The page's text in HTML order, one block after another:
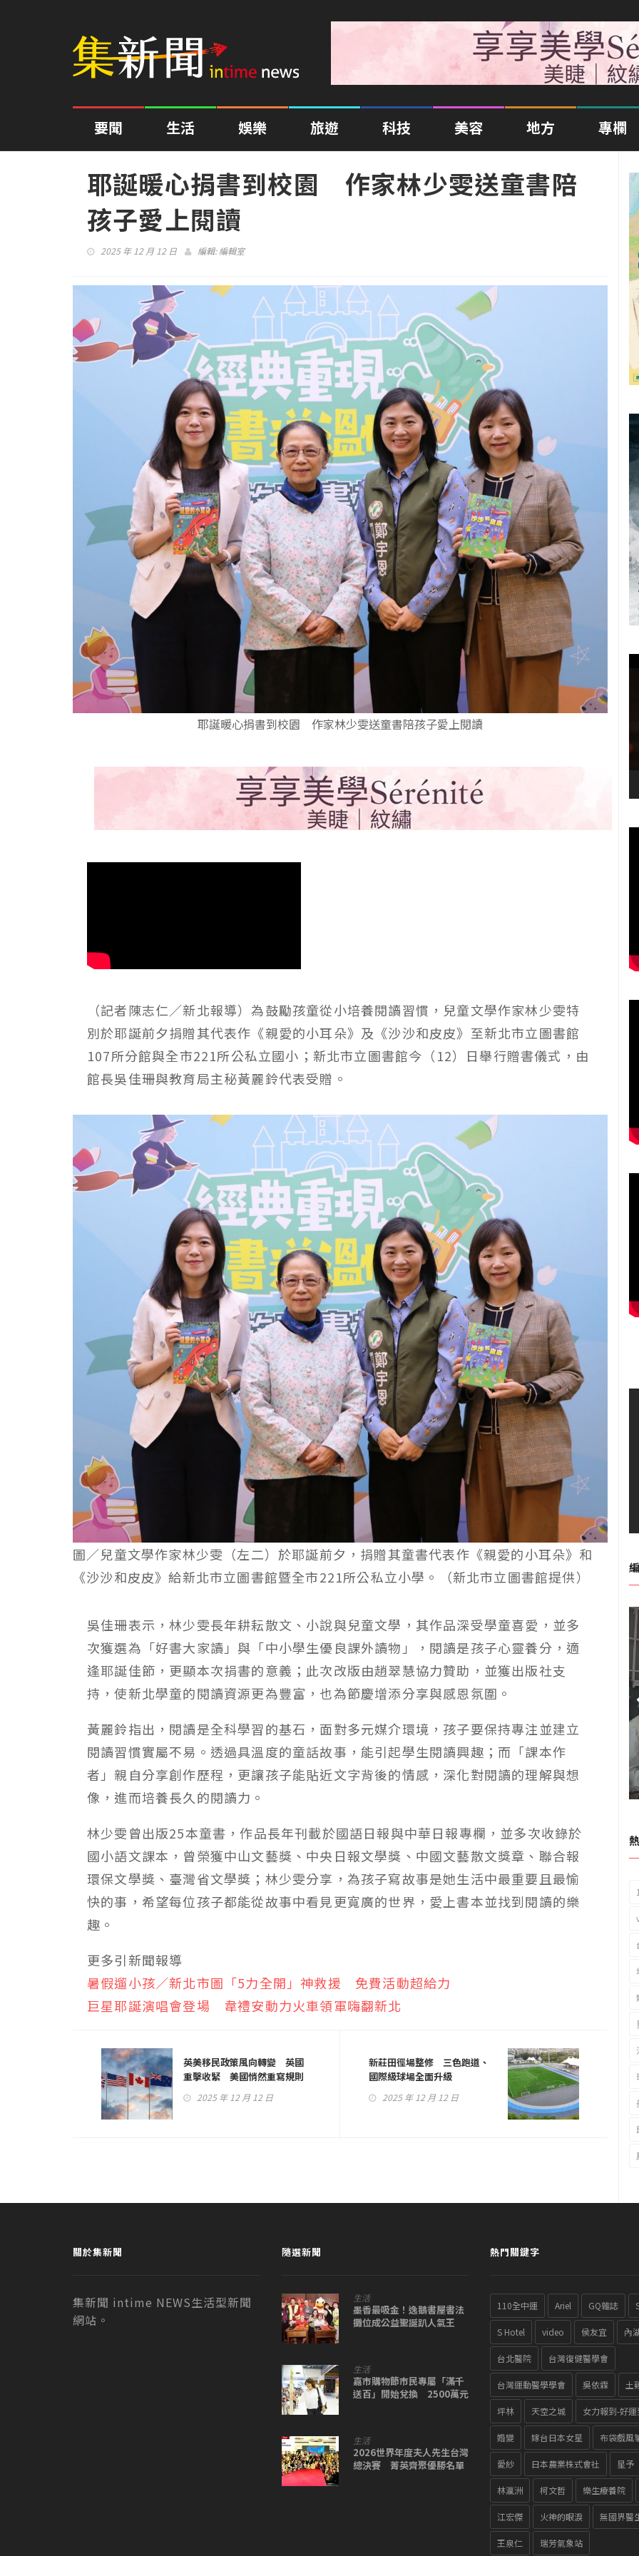
要聞 生活 娛樂 旅遊 科技 美容 地方 專欄
耶誕暖心捐書到校園 作家林少雯送童書陪
孩子愛上閱讀
2025 年 12 月 12 日 編輯:編輯室
耶誕暖心捐書到校園 作家林少雯送童書陪孩子愛上閱讀
（記者陳志仁／新北報導）為鼓勵孩童從小培養閱讀習慣，兒童文學作家林少雯特
別於耶誕前夕捐贈其代表作《親愛的小耳朵》及《沙沙和皮皮》至新北市立圖書館
107所分館與全市221所公私立國小；新北市立圖書館今（12）日舉行贈書儀式，由
館長吳佳珊與教育局主秘黃麗鈴代表受贈。
圖／兒童文學作家林少雯（左二）於耶誕前夕，捐贈其童書代表作《親愛的小耳朵》和
《沙沙和皮皮》給新北市立圖書館暨全市221所公私立小學。（新北市立圖書館提供）
吳佳珊表示，林少雯長年耕耘散文、小說與兒童文學，其作品深受學童喜愛，並多
次獲選為「好書大家讀」與「中小學生優良課外讀物」，閱讀是孩子心靈養分，適
逢耶誕佳節，更顯本次捐書的意義；此次改版由趙翠慧協力贊助，並獲出版社支
持，使新北學童的閱讀資源更為豐富，也為節慶增添分享與感恩氛圍。
黃麗鈴指出，閱讀是全科學習的基石，面對多元媒介環境，孩子要保持專注並建立
閱讀習慣實屬不易。透過具溫度的童話故事，能引起學生閱讀興趣；而「課本作
者」親自分享創作歷程，更讓孩子能貼近文字背後的情感，深化對閱讀的理解與想
像，進而培養長久的閱讀力。
林少雯曾出版25本童書，作品長年刊載於國語日報與中華日報專欄，並多次收錄於
國小語文課本，曾榮獲中山文藝獎、中央日報文學獎、中國文藝散文獎章、聯合報
環保文學獎、臺灣省文學獎；林少雯分享，為孩子寫故事是她生活中最重要且最愉
快的事，希望每位孩子都能從故事中看見更寬廣的世界，愛上書本並找到閱讀的樂
趣。
更多引新聞報導
暑假遛小孩／新北市圖「5力全開」神救援 免費活動超給力
巨星耶誕演唱會登場 韋禮安動力火車領軍嗨翻新北
英美移民政策風向轉變 英國
重擊收緊 美國悄然重寫規則
2025 年 12 月 12 日
新莊田徑場整修 三色跑道、
國際級球場全面升級
2025 年 12 月 12 日
關於集新聞
集新聞 intime NEWS生活型新聞
網站。
隨選新聞
生活
墨香最吸金！逸鵝書屋書法
攤位成公益聖誕趴人氣王
生活
嘉市購物節市民專屬「滿千
送百」開始兌換 2500萬元
生活
2026世界年度夫人先生台灣
總決賽 菁英齊聚優勝名單
熱門關鍵字
110全中運 Ariel GQ雜誌
S Hotel video 侯友宜 內
台北醫院 台灣復健醫學會
台灣運動醫學學會 吳依霖 土
坪林 天空之城 女力報到-好運
婚變 嫁台日本女星 布袋戲風
愛紗 日本農業株式會社 星予
林瀛洲 柯文哲 樂生療養院
江宏傑 火神的眼淚 無國界醫
王泉仁 瑞芳氣象站